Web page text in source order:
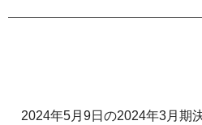
CEO・COOメッセージ
オープンイノベーション
2024年5月9日の2024年3月期